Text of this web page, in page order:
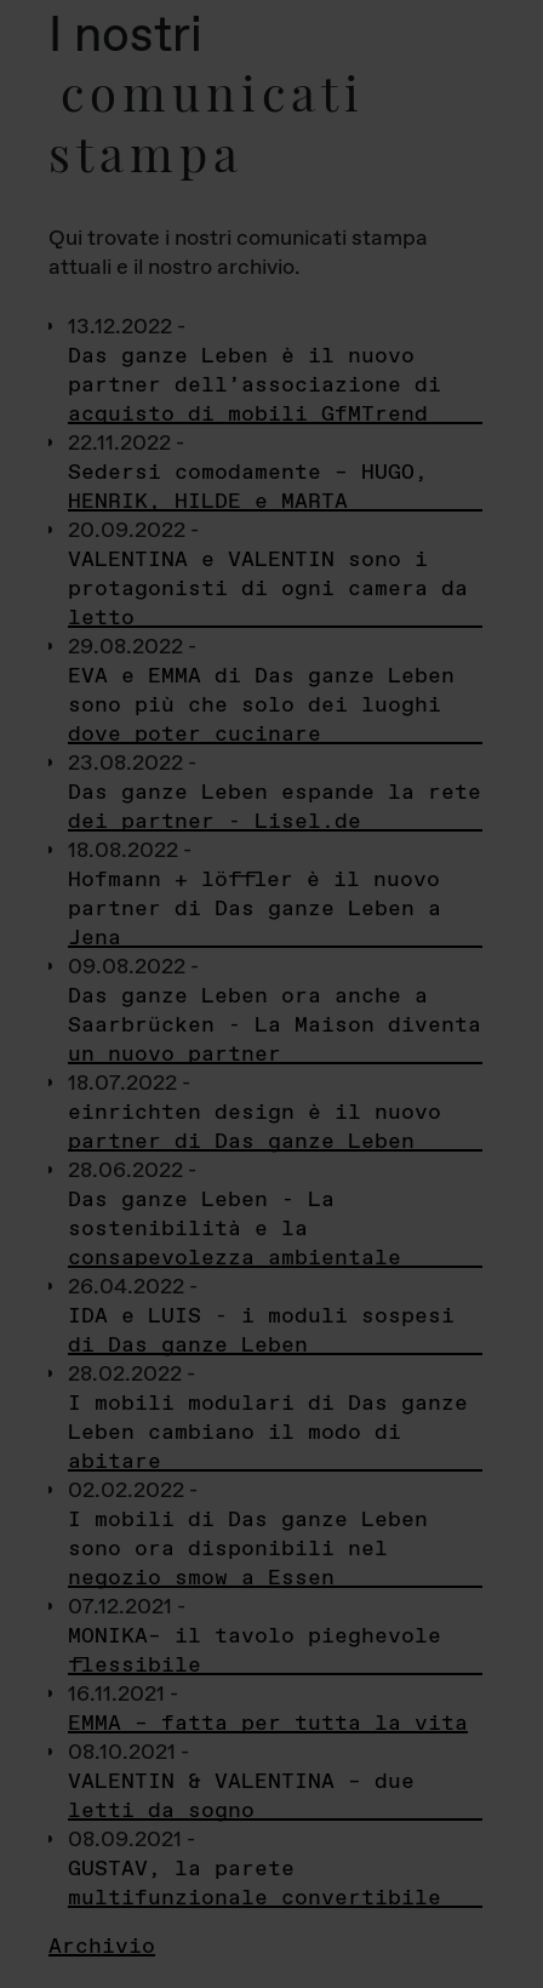
I nostri
comunicati
stampa
Qui trovate i nostri comunicati stampa
attuali e il nostro archivio.
13.12.2022 -
Das ganze Leben è il nuovo
partner dell’associazione di
acquisto di mobili GfMTrend
22.11.2022 -
Sedersi comodamente – HUGO,
HENRIK, HILDE e MARTA
20.09.2022 -
VALENTINA e VALENTIN sono i
protagonisti di ogni camera da
letto
29.08.2022 -
EVA e EMMA di Das ganze Leben
sono più che solo dei luoghi
dove poter cucinare
23.08.2022 -
Das ganze Leben espande la rete
dei partner - Lisel.de
18.08.2022 -
Hofmann + löffler è il nuovo
partner di Das ganze Leben a
Jena
09.08.2022 -
Das ganze Leben ora anche a
Saarbrücken - La Maison diventa
un nuovo partner
18.07.2022 -
einrichten design è il nuovo
partner di Das ganze Leben
28.06.2022 -
Das ganze Leben - La
sostenibilità e la
consapevolezza ambientale
26.04.2022 -
IDA e LUIS - i moduli sospesi
di Das ganze Leben
28.02.2022 -
I mobili modulari di Das ganze
Leben cambiano il modo di
abitare
02.02.2022 -
I mobili di Das ganze Leben
sono ora disponibili nel
negozio smow a Essen
07.12.2021 -
MONIKA– il tavolo pieghevole
flessibile
16.11.2021 -
EMMA – fatta per tutta la vita
08.10.2021 -
VALENTIN & VALENTINA – due
letti da sogno
08.09.2021 -
GUSTAV, la parete
multifunzionale convertibile
Archivio